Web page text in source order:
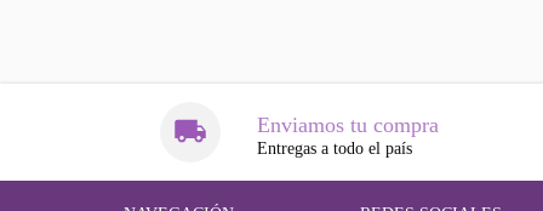
Enviamos tu compra
Entregas a todo el país